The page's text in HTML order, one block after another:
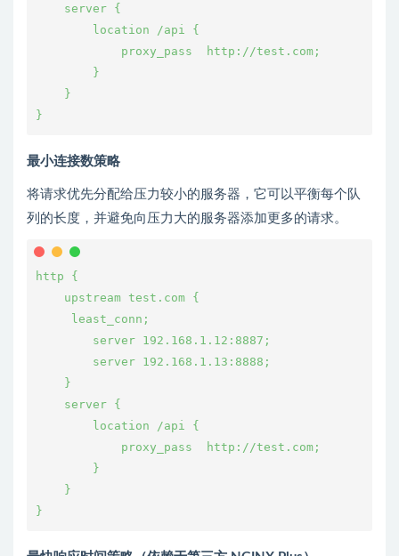
server {
location /api {
proxy_pass  http://test.com;
}
}
}
最小连接数策略
将请求优先分配给压力较小的服务器，它可以平衡每个队
列的长度，并避免向压力大的服务器添加更多的请求。
http {
upstream test.com {
least_conn;
server 192.168.1.12:8887;
server 192.168.1.13:8888;
}
server {
location /api {
proxy_pass  http://test.com;
}
}
}